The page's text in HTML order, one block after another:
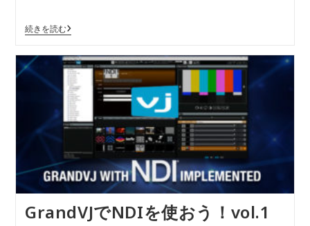
続きを読む
GrandVJでNDIを使おう！vol.1